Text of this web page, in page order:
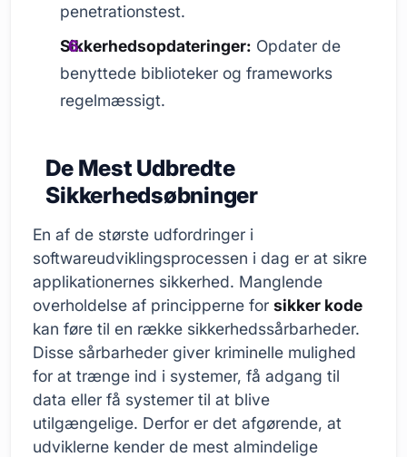
penetrationstest.
Sikkerhedsopdateringer: Opdater de
benyttede biblioteker og frameworks
regelmæssigt.
De Mest Udbredte
Sikkerhedsøbninger
En af de største udfordringer i
softwareudviklingsprocessen i dag er at sikre
applikationernes sikkerhed. Manglende
overholdelse af principperne for sikker kode
kan føre til en række sikkerhedssårbarheder.
Disse sårbarheder giver kriminelle mulighed
for at trænge ind i systemer, få adgang til
data eller få systemer til at blive
utilgængelige. Derfor er det afgørende, at
udviklerne kender de mest almindelige